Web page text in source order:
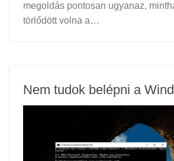
megoldás pontosan ugyanaz,
törlődött volna a…
Nem tudok belépni a